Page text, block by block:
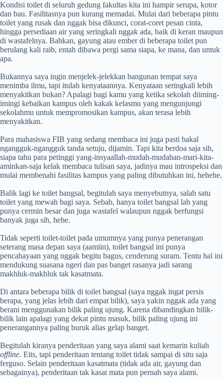
Kondisi toilet di seluruh gedung fakultas kita ini hampir serupa, kotor
dan bau. Fasilitasnya pun kurang memadai. Mulai dari beberapa pintu
toilet yang rusak dan nggak bisa dikunci, corat-coret pesan cinta,
hingga persediaan air yang seringkali nggak ada, baik di keran maupun
di wastafelnya. Bahkan, gayung atau ember di beberapa toilet pun
berulang kali raib, entah dibawa pergi sama siapa, ke mana, dan untuk
apa.
Bukannya saya ingin menjelek-jelekkan bangunan tempat saya
menimba ilmu, tapi itulah kenyataannya. Kenyataan seringkali lebih
menyakitkan bukan? Apalagi bagi kamu yang ketika sekolah diiming-
imingi kebaikan kampus oleh kakak kelasmu yang mengunjungi
sekolahmu untuk mempromosikan kampus, akan terasa lebih
menyakitkan.
Para mahasiswa FIB yang sedang membaca ini juga pasti bakal
ngangguk-ngangguk tanda setuju, dijamin. Tapi kita berdoa saja sih,
siapa tahu para petinggi yang-insyaallah-mudah-mudahan-mari-kita-
aminkan-saja kelak membaca tulisan saya, jadinya mau introspeksi dan
mulai membenahi fasilitas kampus yang paling dibutuhkan ini, hehehe.
Balik lagi ke toilet bangsal, begitulah saya menyebutnya, salah satu
toilet yang mewah bagi saya. Sebab, hanya toilet bangsal lah yang
punya cermin besar dan juga wastafel walaupun nggak berfungsi
banyak juga sih, hehe.
Tidak seperti toilet-toilet pada umumnya yang punya penerangan
seterang masa depan saya (aamiin), toilet bangsal ini punya
pencahayaan yang nggak begitu bagus, cenderung suram. Tentu hal ini
mendukung suasana ngeri dan pas banget rasanya jadi sarang
makhluk-makhluk tak kasatmata.
Di antara beberapa bilik di toilet bangsal (saya nggak ingat persis
berapa, yang jelas lebih dari empat bilik), saya yakin nggak ada yang
berani menggunakan bilik paling ujung. Karena dibandingkan bilik-
bilik lain apalagi yang dekat pintu masuk, bilik paling ujung ini
penerangannya paling buruk alias gelap banget.
Begitulah kiranya penderitaan yang saya alami saat kemarin kuliah
offline. Eits, tapi penderitaan tentang toilet tidak sampai di situ saja
ferguso. Selain penderitaan kasatmata (tidak ada air, gayung dan
sebagainya), penderitaan tak kasat mata pun pernah saya alami.